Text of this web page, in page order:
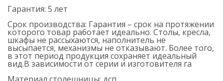
Гарантия: 5 лет
Срок производства: Гарантия – срок на протяжении
которого товар работает идеально. Столы, кресла,
шкафы не рассыхаются, наполнитель не
высыпается, механизмы не отказывают. Более того,
в этот период продукция сохраняет идеальный
вид.В зависимости от серии и изготовителя га